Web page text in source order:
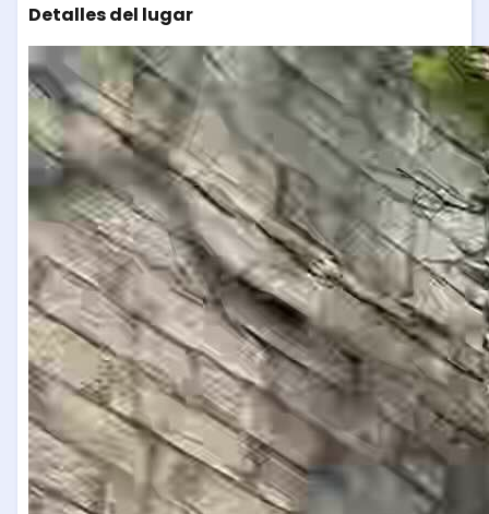
Detalles del lugar